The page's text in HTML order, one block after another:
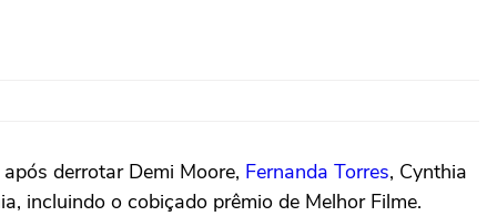
derrotar Demi Moore, Fernanda Torres, Cynthia
incluindo o cobiçado prêmio de Melhor Filme.